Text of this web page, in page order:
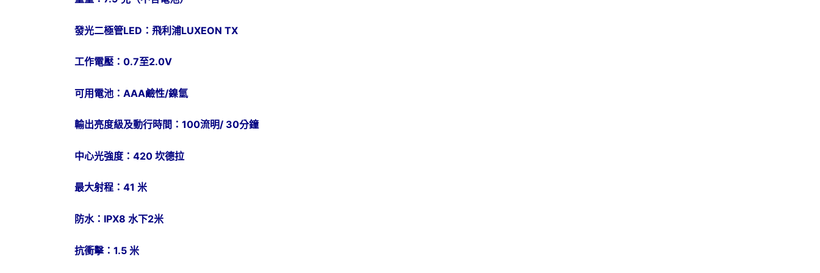
發光二極管LED：飛利浦LUXEON TX
工作電壓：0.7至2.0V
可用電池：AAA鹼性/鎳氫
輸出亮度級及動行時間：100流明/ 30分鐘
中心光強度：420 坎德拉
最大射程：41 米
防水：IPX8 水下2米
抗衝擊：1.5 米